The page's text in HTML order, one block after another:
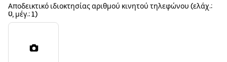
Αποδεικτικό ιδιοκτησίας αριθμού κινητού τηλεφώνου (ελάχ.:
0, μέγ.: 1)